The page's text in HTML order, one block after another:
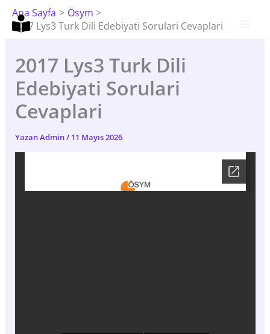
İçeriğe
Atla
Ana Sayfa
Ösym
2017 Lys3 Turk Dili Edebiyati Sorulari Cevaplari
2017 Lys3 Turk Dili
Edebiyati Sorulari
Cevaplari
YazanAdmin/ 11 Mayıs 2026